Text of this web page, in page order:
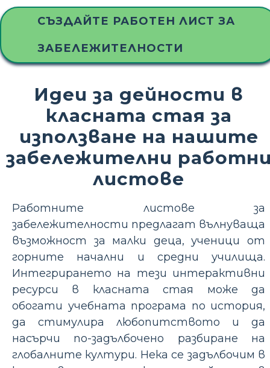
СЪЗДАЙТЕ РАБОТЕН ЛИСТ ЗА
ЗАБЕЛЕЖИТЕЛНОСТИ
Идеи за дейности в
класната стая за
използване на нашите
забележителни
листове
Работните листове за
забележителности предлагат вълнуваща
възможност за малки деца, ученици от
горните начални и средни училища.
Интегрирането на тези интерактивни
ресурси в класната стая може да
обогати учебната програма по история,
да стимулира любопитството и да
насърчи по-задълбочено разбиране на
глобалните култури. Нека се задълбочим в